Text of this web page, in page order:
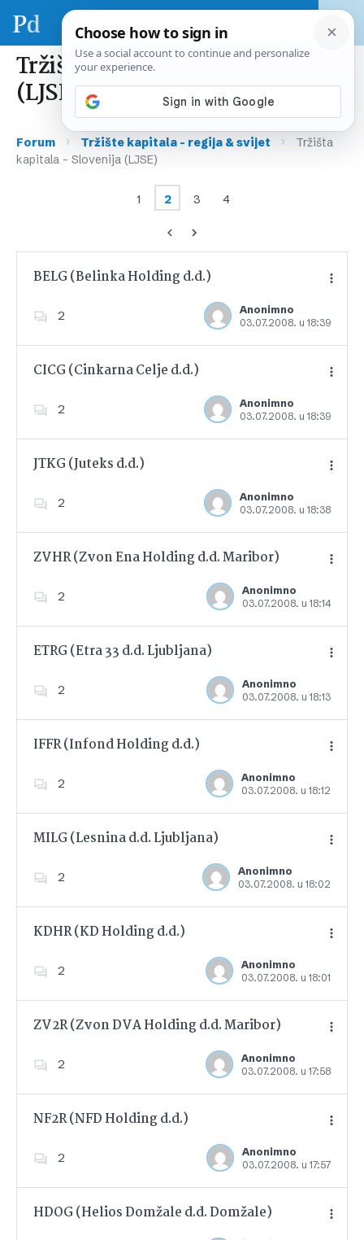
Tržišta kapitala – Slovenija
(LJSE)
Forum › Tržište kapitala – regija & svijet ›
Tržišta
kapitala – Slovenija (LJSE)
1 2 3 4
BELG (Belinka Holding d.d.)
2
Anonimno
03.07.2008. u 18:39
Dodajte u favorite
CICG (Cinkarna Celje d.d.)
2
Anonimno
03.07.2008. u 18:39
Dodajte u favorite
JTKG (Juteks d.d.)
2
Anonimno
03.07.2008. u 18:38
Dodajte u favorite
ZVHR (Zvon Ena Holding d.d. Maribor)
2
Anonimno
03.07.2008. u 18:14
Dodajte u favorite
ETRG (Etra 33 d.d. Ljubljana)
2
Anonimno
03.07.2008. u 18:13
Dodajte u favorite
IFFR (Infond Holding d.d.)
2
Anonimno
03.07.2008. u 18:12
Dodajte u favorite
MILG (Lesnina d.d. Ljubljana)
2
Anonimno
03.07.2008. u 18:02
Dodajte u favorite
KDHR (KD Holding d.d.)
2
Anonimno
03.07.2008. u 18:01
Dodajte u favorite
ZV2R (Zvon DVA Holding d.d. Maribor)
2
Anonimno
03.07.2008. u 17:58
Dodajte u favorite
NF2R (NFD Holding d.d.)
2
Anonimno
03.07.2008. u 17:57
Dodajte u favorite
HDOG (Helios Domžale d.d. Domžale)